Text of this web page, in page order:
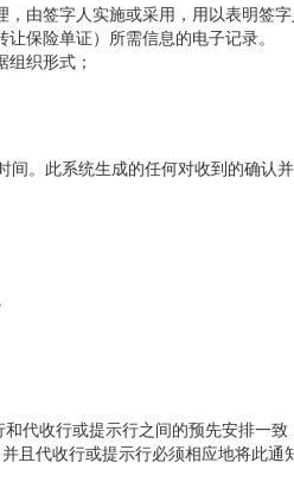
由签字人实施或采用，用以表明签
保险单证）所需信息的电子记录。
织形式；
。此系统生成的任何对收到的确认
代收行或提示行之间的预先安排一致
且代收行或提示行必须相应地将此通